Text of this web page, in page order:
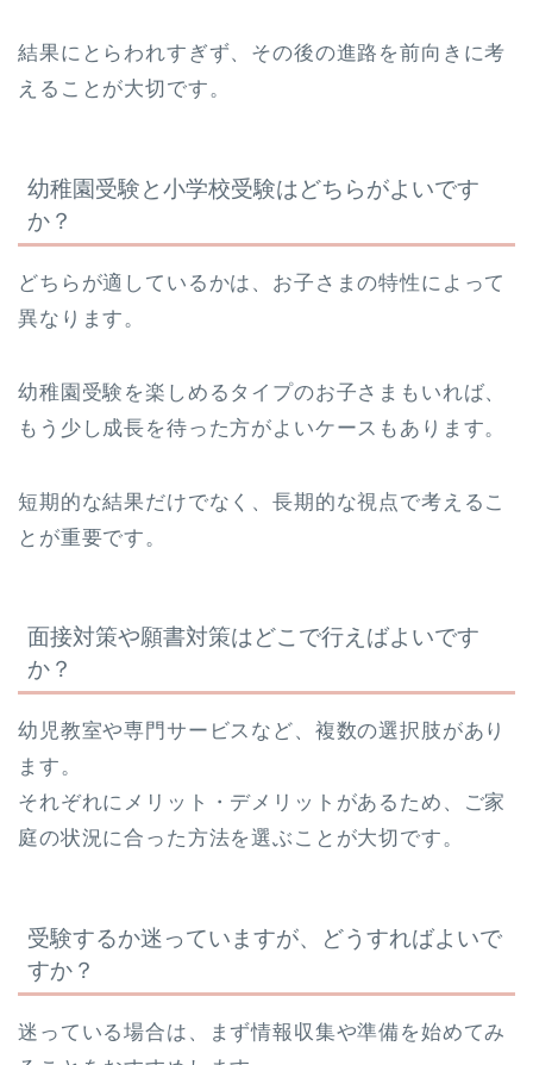
結果にとらわれすぎず、その後の進路を前向きに考
えることが大切です。
幼稚園受験と小学校受験はどちらがよいです
か？
どちらが適しているかは、お子さまの特性によって
異なります。
幼稚園受験を楽しめるタイプのお子さまもいれば、
もう少し成長を待った方がよいケースもあります。
短期的な結果だけでなく、長期的な視点で考えるこ
とが重要です。
面接対策や願書対策はどこで行えばよいです
か？
幼児教室や専門サービスなど、複数の選択肢があり
ます。
それぞれにメリット・デメリットがあるため、ご家
庭の状況に合った方法を選ぶことが大切です。
受験するか迷っていますが、どうすればよいで
すか？
迷っている場合は、まず情報収集や準備を始めてみ